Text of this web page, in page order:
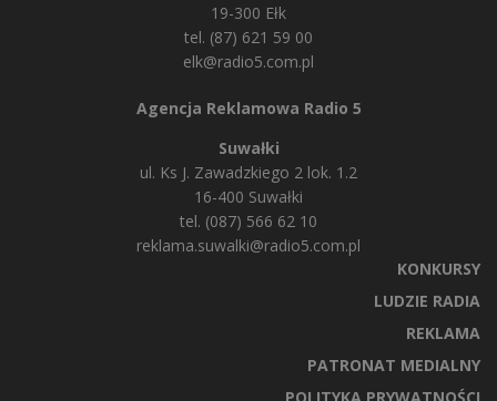
19-300 Ełk
tel. (87) 621 59 00
elk@radio5.com.pl
Agencja Reklamowa Radio 5
Suwałki
ul. Ks J. Zawadzkiego 2 lok. 1.2
16-400 Suwałki
tel. (087) 566 62 10
reklama.suwalki@radio5.com.pl
KONKURSY
LUDZIE RADIA
REKLAMA
PATRONAT MEDIALNY